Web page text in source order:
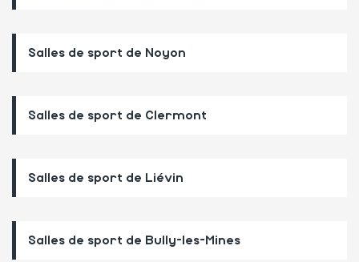
Salles de sport de Noyon
Salles de sport de Clermont
Salles de sport de Liévin
Salles de sport de Bully-les-Mines